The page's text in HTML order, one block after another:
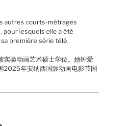
autres courts-métrages
pour lesquels elle a été
première série télé.
实验动画艺术硕士学位。她钟爱
2025年安纳西国际动画电影节国